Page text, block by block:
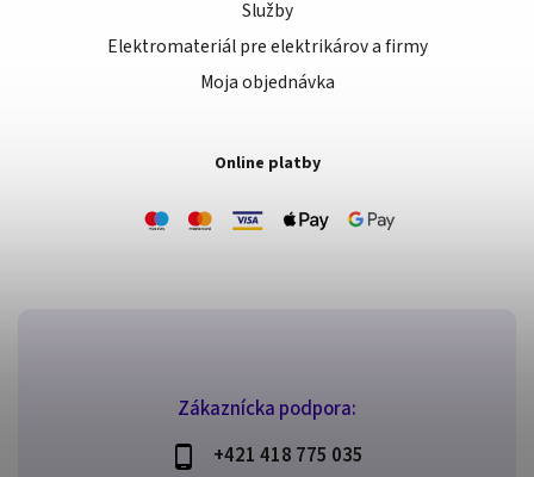
Zákaznícka podpora:
+421 418 775 035
Služby
Elektromateriál pre elektrikárov a firmy
Moja objednávka
Online platby